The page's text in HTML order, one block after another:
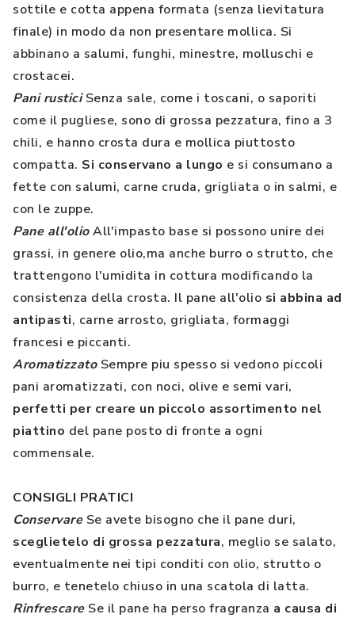
sottile e cotta appena formata (senza lievitatura
finale) in modo da non presentare mollica. Si
abbinano a salumi, funghi, minestre, molluschi e
crostacei.
Pani rusticiSenza sale, come i toscani, o saporiti
come il pugliese, sono di grossa pezzatura, fino a 3
chili, e hanno crosta dura e mollica piuttosto
compatta. Si conservano a lungo e si consumano a
fette con salumi, carne cruda, grigliata o in salmi, e
con le zuppe.
Pane all'olioAll'impasto base si possono unire dei
grassi, in genere olio,ma anche burro o strutto, che
trattengono l'umidita in cottura modificando la
consistenza della crosta. Il pane all'olio si abbina ad
antipasti, carne arrosto, grigliata, formaggi
francesi e piccanti.
Aromatizzato Sempre piu spesso si vedono piccoli
pani aromatizzati, con noci, olive e semi vari,
perfetti per creare un piccolo assortimento nel
piattino del pane posto di fronte a ogni
commensale.
CONSIGLI PRATICI
Conservare Se avete bisogno che il pane duri,
sceglietelo di grossa pezzatura, meglio se salato,
eventualmente nei tipi conditi con olio, strutto o
burro, e tenetelo chiuso in una scatola di latta.
Rinfrescare Se il pane ha perso fragranza a causa di